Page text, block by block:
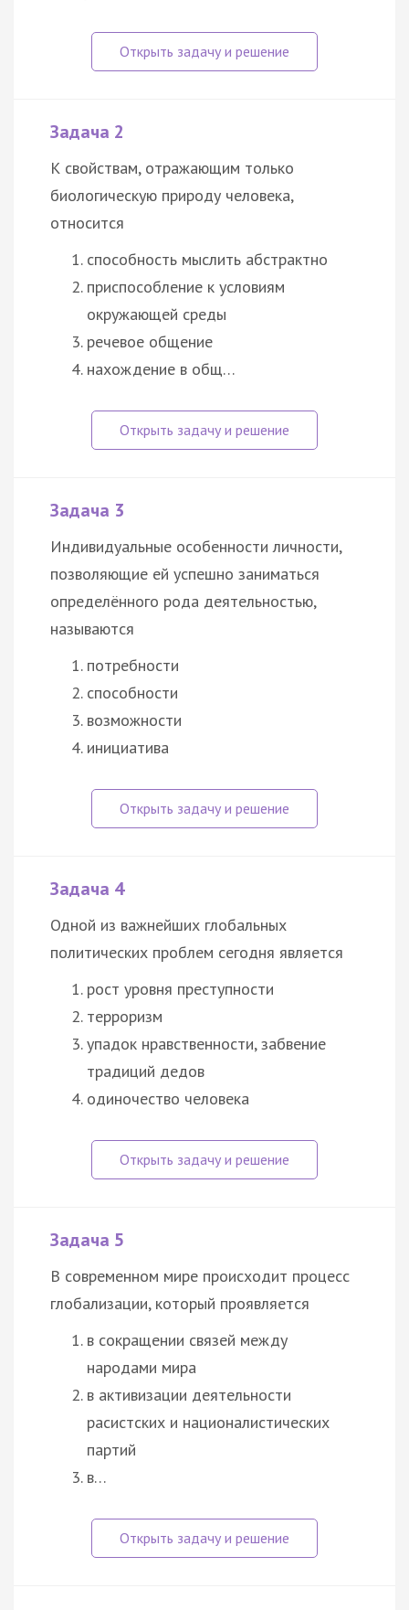
Задача 2
К свойствам, отражающим только
биологическую природу человека,
относится
способность мыслить абстрактно
приспособление к условиям
окружающей среды
речевое общение
нахождение в общ…
Задача 3
Индивидуальные особенности личности,
позволяющие ей успешно заниматься
определённого рода деятельностью,
называются
потребности
способности
возможности
инициатива
Задача 4
Одной из важнейших глобальных
политических проблем сегодня является
рост уровня преступности
терроризм
упадок нравственности, забвение
традиций дедов
одиночество человека
Задача 5
В современном мире происходит процесс
глобализации, который проявляется
в сокращении связей между
народами мира
в активизации деятельности
расистских и националистических
партий
в…